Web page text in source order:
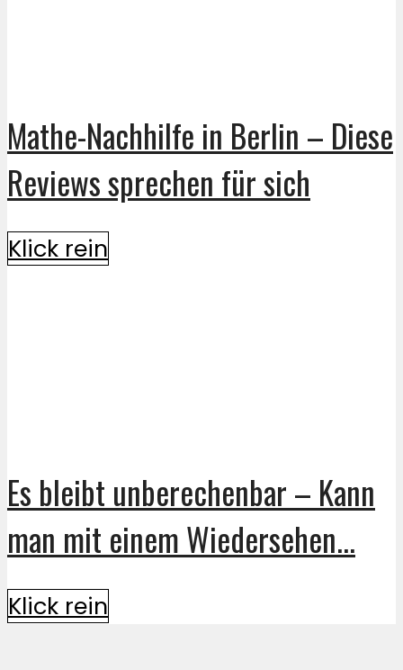
Mathe-Nachhilfe in Berlin – Diese
Reviews sprechen für sich
Klick rein
Es bleibt unberechenbar – Kann
man mit einem Wiedersehen...
Klick rein